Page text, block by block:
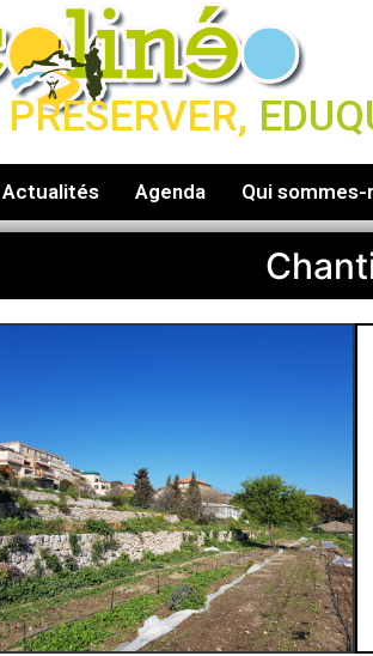
PRESERVER,
Actualités Agenda Qui sommes-